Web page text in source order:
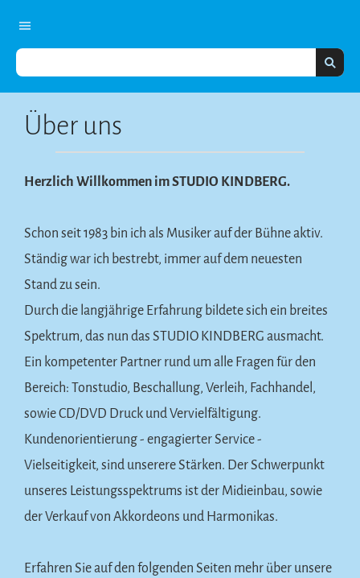
Über uns
Herzlich Willkommen im STUDIO KINDBERG.
Schon seit 1983 bin ich als Musiker auf der Bühne aktiv.
Ständig war ich bestrebt, immer auf dem neuesten
Stand zu sein.
Durch die langjährige Erfahrung bildete sich ein breites
Spektrum, das nun das STUDIO KINDBERG ausmacht.
Ein kompetenter Partner rund um alle Fragen für den
Bereich: Tonstudio, Beschallung, Verleih, Fachhandel,
sowie CD/DVD Druck und Vervielfältigung.
Kundenorientierung - engagierter Service -
Vielseitigkeit, sind unserere Stärken. Der Schwerpunkt
unseres Leistungsspektrums ist der Midieinbau, sowie
der Verkauf von Akkordeons und Harmonikas.
Erfahren Sie auf den folgenden Seiten mehr über unsere